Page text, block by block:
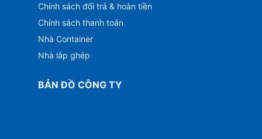
Chính sách đổi trả & hoàn tiền
Chính sách thanh toán
Nhà Container
Nhà lắp ghép
BẢN ĐỒ CÔNG TY